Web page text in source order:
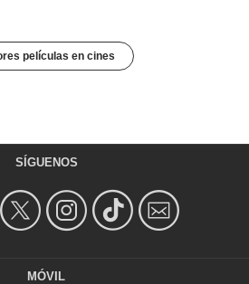
películas en cines
SÍGUENOS
MÓVIL